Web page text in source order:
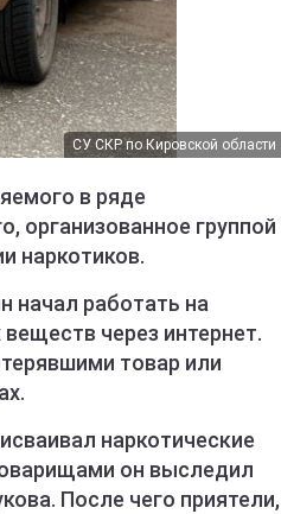
СУ СКР по Кировской области
в ряде
организованное группой
наркотиков.
начал работать на
через интернет.
товар или
наркотические
он выследил
После чего приятели,